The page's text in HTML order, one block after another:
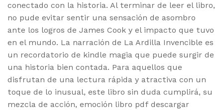
conectado con la historia. Al terminar de leer el libro,
no pude evitar sentir una sensación de asombro
ante los logros de James Cook y el impacto que tuvo
en el mundo. La narración de La Ardilla Invencible es
un recordatorio de kindle magia que puede surgir de
una historia bien contada. Para aquellos que
disfrutan de una lectura rápida y atractiva con un
toque de lo inusual, este libro sin duda cumplirá, su
mezcla de acción, emoción libro pdf descargar